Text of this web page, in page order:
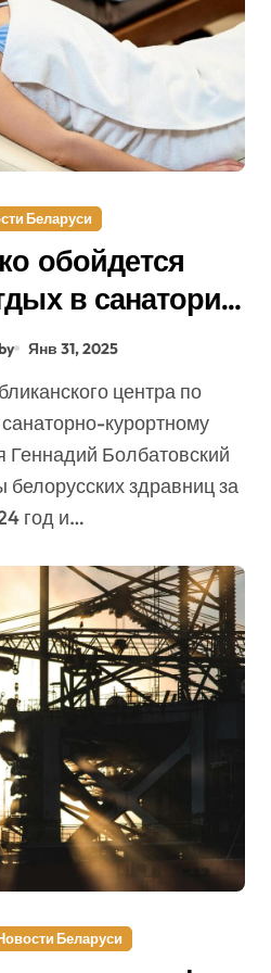
Беларуси
обойдется
в санатории
сезоне
Янв 31, 2025
курортному
Геннадий Болбатовский
белорусских здравниц за
год и…
Беларуси